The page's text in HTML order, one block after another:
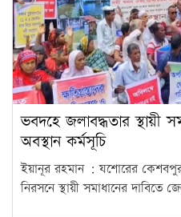
ভবদহে জলাবদ্ধতার স্থায়ী
অবস্থান কর্মসূচি
ইয়ানূর রহমান : যশোরের
নিরসনে স্থায়ী সমাধানের দাবিতে